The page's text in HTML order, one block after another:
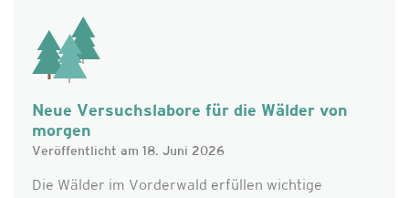
Neue Versuchslabore für die Wälder von
morgen
Veröffentlicht am 18. Juni 2026
Die Wälder im Vorderwald erfüllen wichtige